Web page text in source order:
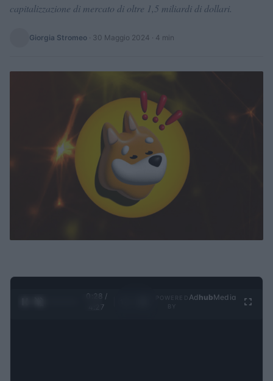
capitalizzazione di mercato di oltre 1,5 miliardi di dollari.
Giorgia Stromeo · 30 Maggio 2024 · 4 min
0:29 /
4:27
Ad hubMedia